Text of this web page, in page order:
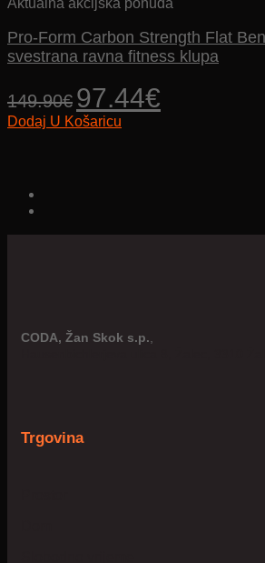
Aktualna akcijska ponuda
Pro-Form Carbon Strength Flat
svestrana ravna fitness klupa
149.90€
Izvorna
cijena
bila
97.44€cijena
Dodaj U Košaricu
CODA, Žan Skok s.p.
Trgovina